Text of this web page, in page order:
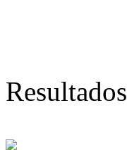
Resultados